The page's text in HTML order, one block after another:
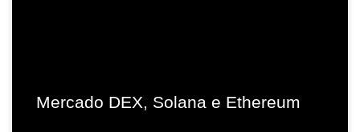
Mercado DEX, Solana e Ethereum